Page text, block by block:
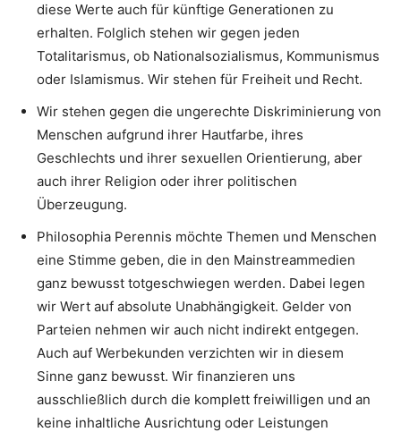
diese Werte auch für künftige Generationen zu
erhalten. Folglich stehen wir gegen jeden
Totalitarismus, ob Nationalsozialismus, Kommunismus
oder Islamismus. Wir stehen für Freiheit und Recht.
Wir stehen gegen die ungerechte Diskriminierung von
Menschen aufgrund ihrer Hautfarbe, ihres
Geschlechts und ihrer sexuellen Orientierung, aber
auch ihrer Religion oder ihrer politischen
Überzeugung.
Philosophia Perennis möchte Themen und Menschen
eine Stimme geben, die in den Mainstreammedien
ganz bewusst totgeschwiegen werden. Dabei legen
wir Wert auf absolute Unabhängigkeit. Gelder von
Parteien nehmen wir auch nicht indirekt entgegen.
Auch auf Werbekunden verzichten wir in diesem
Sinne ganz bewusst. Wir finanzieren uns
ausschließlich durch die komplett freiwilligen und an
keine inhaltliche Ausrichtung oder Leistungen